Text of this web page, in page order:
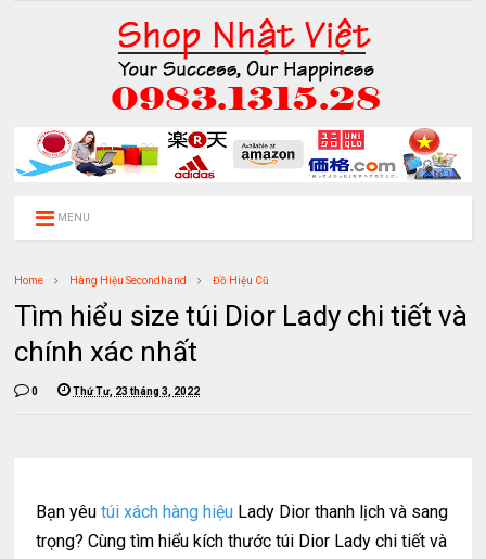
MENU
Home Hàng Hiệu Secondhand Đồ Hiệu Cũ
Tìm hiểu size túi Dior Lady chi tiết và
chính xác nhất
0 Thứ Tư, 23 tháng 3, 2022
Bạn yêutúi xách hàng hiệu Lady Dior thanh lịch và sang
trọng? Cùng tìm hiểu kích thước túi Dior Lady chi tiết và